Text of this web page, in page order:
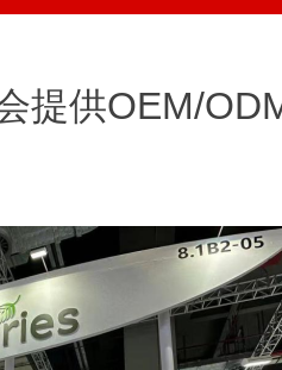
提供OEM/